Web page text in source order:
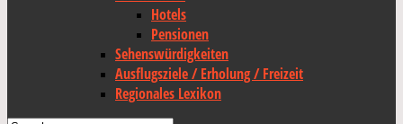
Hotels
Pensionen
Sehenswürdigkeiten
Ausflugsziele / Erholung / Freizeit
Regionales Lexikon